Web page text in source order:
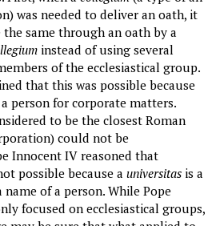
was needed to deliver an oath, it
same through an oath by a
instead of using several
of the ecclesiastical group.
that this was possible because
person for corporate matters.
to be the closest Roman
could not be
Innocent IV reasoned that
possible because a universitasis a
of a person. While Pope
focused on ecclesiastical groups,